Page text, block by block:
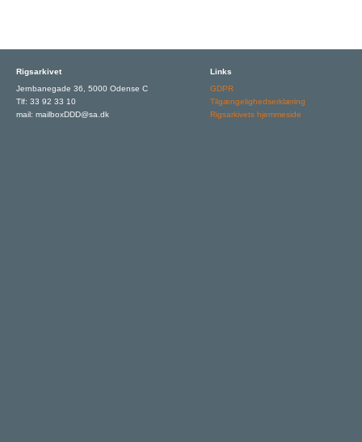
Rigsarkivet
Jernbanegade 36, 5000 Odense C
Tlf: 33 92 33 10
mail: mailboxDDD@sa.dk
Links
GDPR
Tilgængelighedserklæring
Rigsarkivets hjemmeside